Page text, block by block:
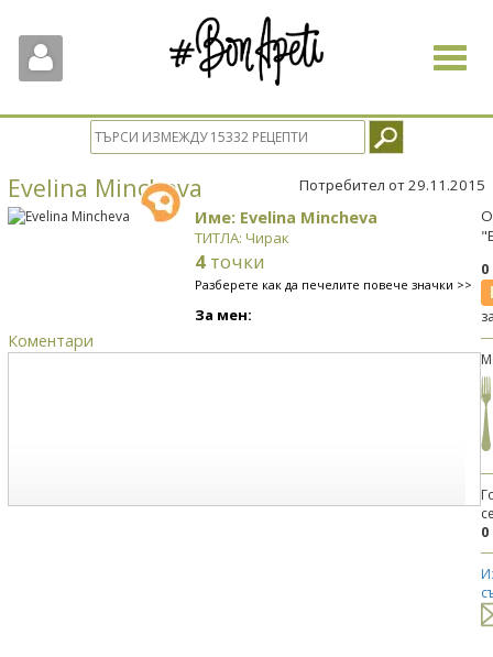
Toggle
Evelina Mincheva Потребител от 29.11.2015
Име: Evelina Mincheva
ТИТЛА: Чирак
4 точки
Разберете как да печелите повече значки >>
За мен:
Коментари
0